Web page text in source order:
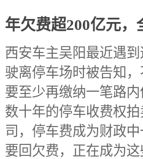
年欠费超200亿元
西安车主吴阳最近遇
驶离停车场时被告知
要至少再缴纳一笔路
数十年的停车收费权
司，停车费成为财政
要回欠费，正在成为